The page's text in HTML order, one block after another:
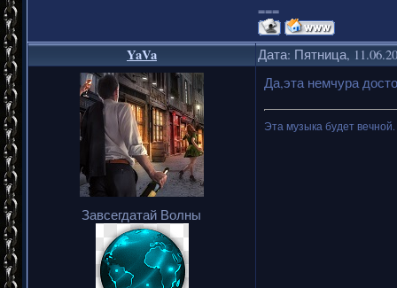
===
YaVa Дата: Пятница,
Завсегдатай Волны
Да,эта немчура
Эта музыка будет вечной.